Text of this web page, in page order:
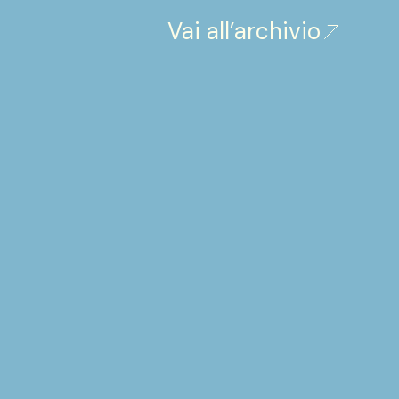
Vai all’archivio